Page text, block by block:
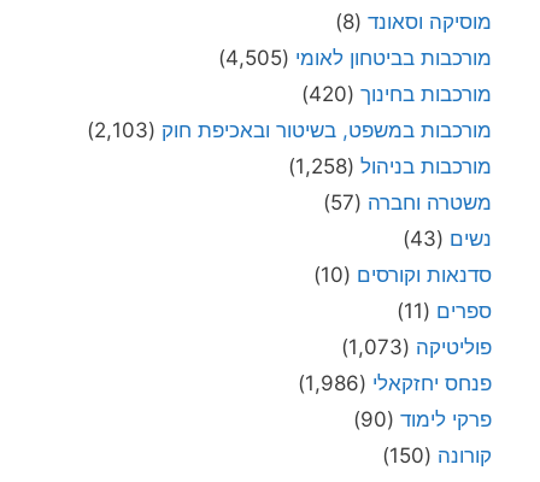
מוסיקה וסאונד (8)
מורכבות בביטחון לאומי (4,505)
מורכבות בחינוך (420)
מורכבות במשפט, בשיטור ובאכיפת חוק (2,103)
מורכבות בניהול (1,258)
משטרה וחברה (57)
נשים (43)
סדנאות וקורסים (10)
ספרים (11)
פוליטיקה (1,073)
פנחס יחזקאלי (1,986)
פרקי לימוד (90)
קורונה (150)